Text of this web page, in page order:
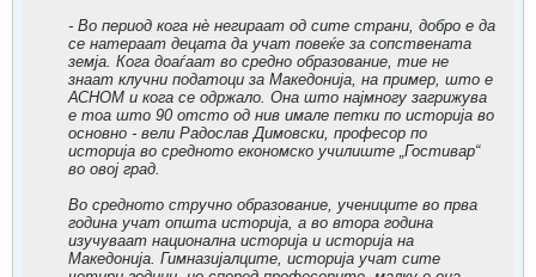
- Во период кога нè негираат од сите страни, добро е да
се натераат децата да учат повеќе за сопствената
земја. Кога доаѓаат во средно образование, тие не
знаат клучни податоци за Македонија, на пример, што е
АСНОМ и кога се одржало. Она што најмногу загрижува
е тоа што 90 отсто од нив имале петки по историја во
основно - вели Радослав Димовски, професор по
историја во средното економско училиште „Гостивар“
во овој град.
Во средното стручно образование, учениците во прва
година учат општа историја, а во втора година
изучуваат национална историја и историја на
Македонија. Гимназијалците, историја учат сите